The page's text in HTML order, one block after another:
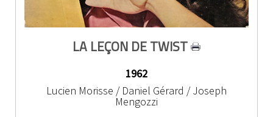
LA LEÇON DE TWIST
1962
Lucien Morisse / Daniel Gérard / Joseph
Mengozzi